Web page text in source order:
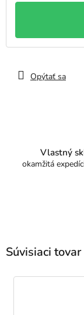
Opýtať sa
Vlastný
okamžitá
Súvisiaci tovar